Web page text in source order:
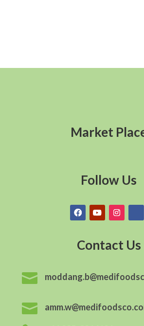
Market
Follow Us
Contact Us

